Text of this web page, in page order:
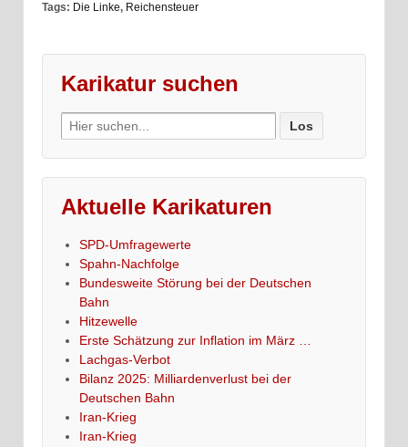
Tags: Die Linke, Reichensteuer
Karikatur suchen
Search
for:
Aktuelle Karikaturen
SPD-Umfragewerte
Spahn-Nachfolge
Bundesweite Störung bei der Deutschen
Bahn
Hitzewelle
Erste Schätzung zur Inflation im März …
Lachgas-Verbot
Bilanz 2025: Milliardenverlust bei der
Deutschen Bahn
Iran-Krieg
Iran-Krieg